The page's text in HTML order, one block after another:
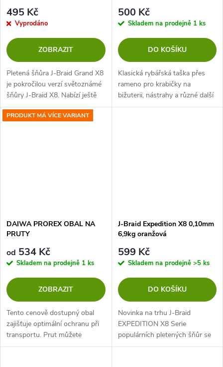
495 Kč
Vyprodáno
ZOBRAZIT
Pletená šňůra J-Braid Grand X8
je pokročilou verzí světoznámé
šňůry J-Braid X8. Nabízí ještě
větší odolnost a spolehlivost při
rybolovu a zdolávání vašeho
500 Kč
Skladem na prodejně 1 ks
DO KOŠÍKU
Klasická rybářská taška přes
rameno pro krabičky na
bižuterii, nástrahy a různé další
vybavení. Hlavní přihrádka
PRODUKT MÁ VÍCE VARIANT
DAIWA PROREX OBAL NA
PRUTY
od 534 Kč
Skladem na prodejně 1 ks
ZOBRAZIT
Tento cenově dostupný obal
zajišťuje optimální ochranu při
transportu. Prut můžete
přepravovat i s připevněným
J-Braid Expedition X8 0,10mm
6,9kg oranžová
599 Kč
Skladem na prodejně >5 ks
DO KOŠÍKU
Novinka na trhu J-Braid
EXPEDITION X8 Serie
populárních pletených šňůr se
nyní rozšiřuje o unikátní